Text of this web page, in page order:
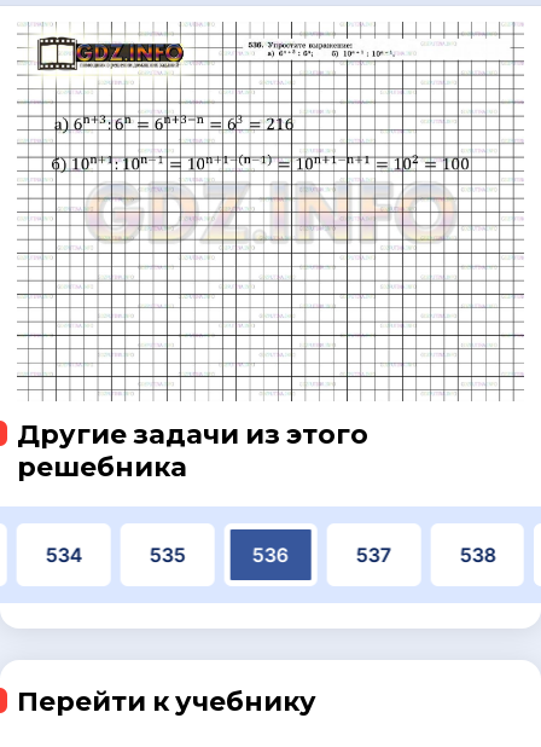
Другие задачи из этого
решебника
534 535 536 537 538
Перейти к учебнику